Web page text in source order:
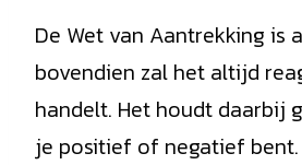
De Wet van Aantrekking is
bovendien zal het altijd
handelt. Het houdt daarbij
je positief of negatief bent.